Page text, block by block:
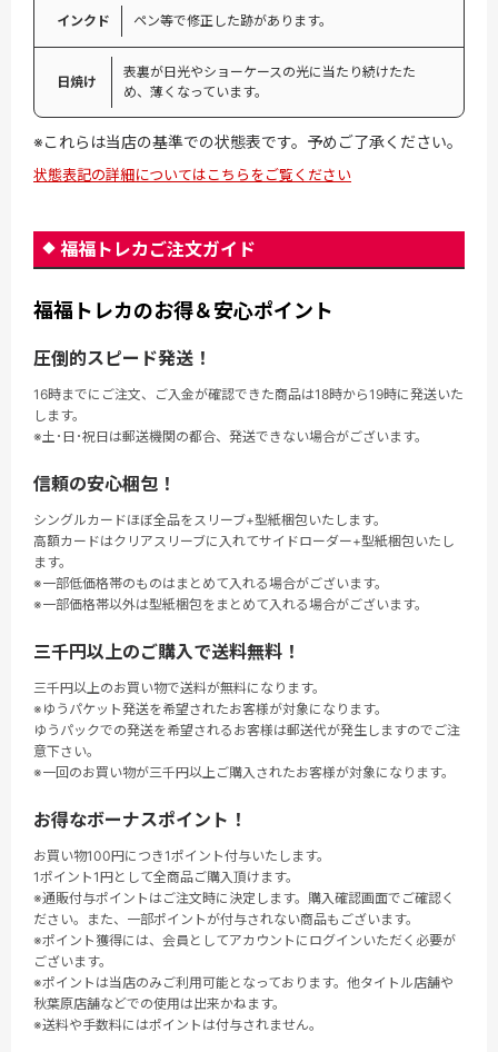
インクド ペン等で修正した跡があります。
日焼け
表裏が日光やショーケースの光に当たり続けたた
め、薄くなっています。
※これらは当店の基準での状態表です。予めご了承ください。
状態表記の詳細についてはこちらをご覧ください
福福トレカご注文ガイド
福福トレカのお得＆安心ポイント
圧倒的スピード発送！
16時までにご注文、ご入金が確認できた商品は18時から19時に発送いた
します。
※土･日･祝日は郵送機関の都合、発送できない場合がございます。
信頼の安心梱包！
シングルカードほぼ全品をスリーブ+型紙梱包いたします。
高額カードはクリアスリーブに入れてサイドローダー+型紙梱包いたし
ます。
※一部低価格帯のものはまとめて入れる場合がございます。
※一部価格帯以外は型紙梱包をまとめて入れる場合がございます。
三千円以上のご購入で送料無料！
三千円以上のお買い物で送料が無料になります。
※ゆうパケット発送を希望されたお客様が対象になります。
ゆうパックでの発送を希望されるお客様は郵送代が発生しますのでご注
意下さい。
※一回のお買い物が三千円以上ご購入されたお客様が対象になります。
お得なボーナスポイント！
お買い物100円につき1ポイント付与いたします。
1ポイント1円として全商品ご購入頂けます。
※通販付与ポイントはご注文時に決定します。購入確認画面でご確認く
ださい。また、一部ポイントが付与されない商品もございます。
※ポイント獲得には、会員としてアカウントにログインいただく必要が
ございます。
※ポイントは当店のみご利用可能となっております。他タイトル店舗や
秋葉原店舗などでの使用は出来かねます。
※送料や手数料にはポイントは付与されません。